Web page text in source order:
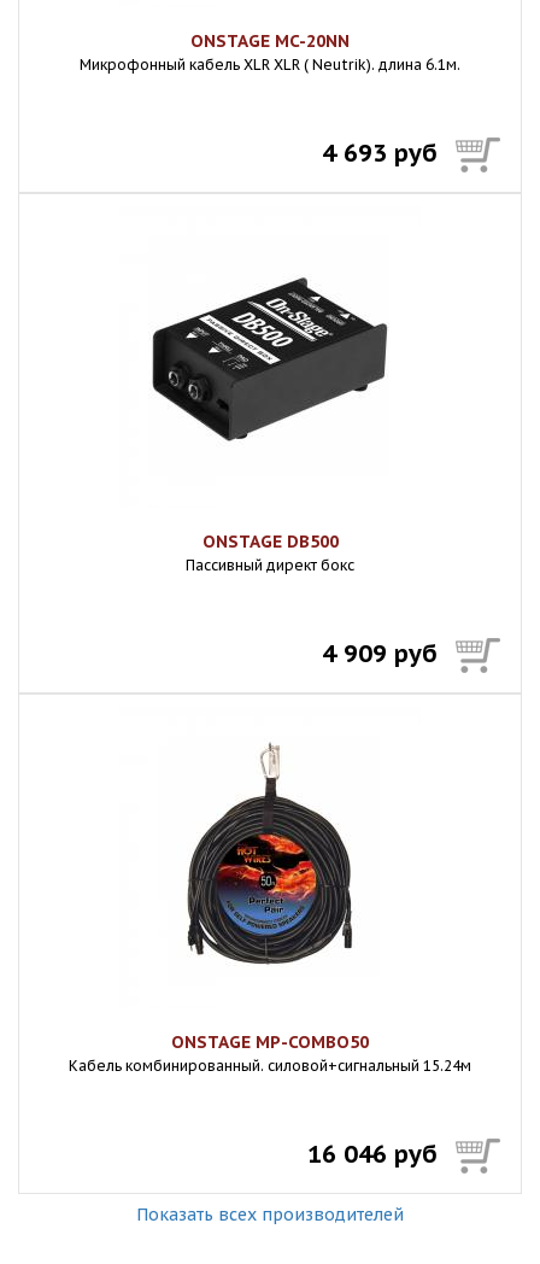
ONSTAGE MC-20NN
Микpoфонный кабель XLR XLR ( Neutrik). длина 6.1м.
4 693 руб
ONSTAGE DB500
Пассивный директ бокс
4 909 руб
ONSTAGE MP-COMBO50
Кабель комбинированный. силовой+сигнальный 15.24м
16 046 руб
Показать всех производителей